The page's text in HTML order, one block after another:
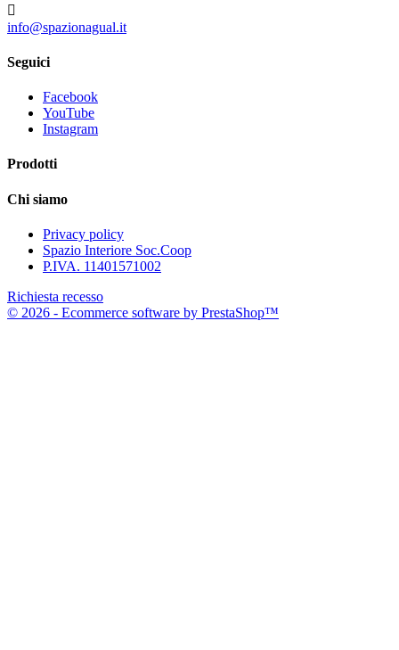

info@spazionagual.it
Seguici
Facebook
YouTube
Instagram
Prodotti
Chi siamo
Privacy policy
Spazio Interiore Soc.Coop
P.IVA. 11401571002
Richiesta recesso
© 2026 - Ecommerce software by PrestaShop™